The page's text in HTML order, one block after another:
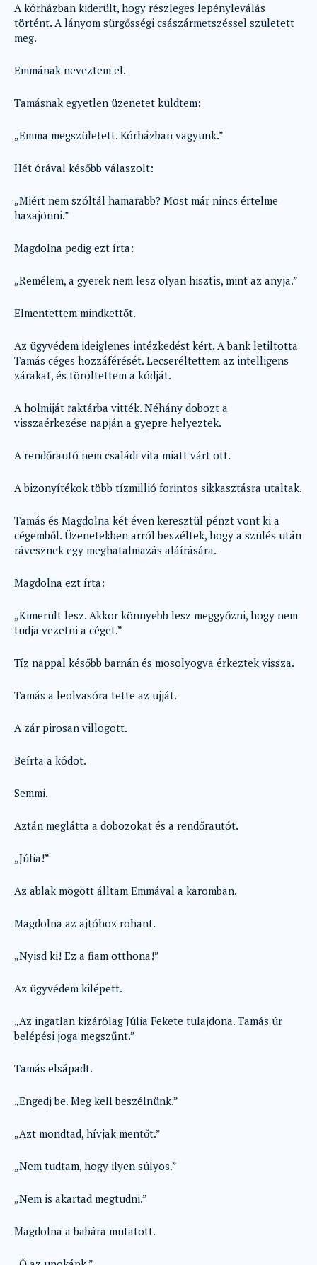
A kórházban kiderült, hogy részleges lepényleválás
történt. A lányom sürgősségi császármetszéssel született
meg.
Emmának neveztem el.
Tamásnak egyetlen üzenetet küldtem:
„Emma megszületett. Kórházban vagyunk.”
Hét órával később válaszolt:
„Miért nem szóltál hamarabb? Most már nincs értelme
hazajönni.”
Magdolna pedig ezt írta:
„Remélem, a gyerek nem lesz olyan hisztis, mint az anyja.”
Elmentettem mindkettőt.
Az ügyvédem ideiglenes intézkedést kért. A bank letiltotta
Tamás céges hozzáférését. Lecseréltettem az intelligens
zárakat, és töröltettem a kódját.
A holmiját raktárba vitték. Néhány dobozt a
visszaérkezése napján a gyepre helyeztek.
A rendőrautó nem családi vita miatt várt ott.
A bizonyítékok több tízmillió forintos sikkasztásra utaltak.
Tamás és Magdolna két éven keresztül pénzt vont ki a
cégemből. Üzenetekben arról beszéltek, hogy a szülés után
rávesznek egy meghatalmazás aláírására.
Magdolna ezt írta:
„Kimerült lesz. Akkor könnyebb lesz meggyőzni, hogy nem
tudja vezetni a céget.”
Tíz nappal később barnán és mosolyogva érkeztek vissza.
Tamás a leolvasóra tette az ujját.
A zár pirosan villogott.
Beírta a kódot.
Semmi.
Aztán meglátta a dobozokat és a rendőrautót.
„Júlia!”
Az ablak mögött álltam Emmával a karomban.
Magdolna az ajtóhoz rohant.
„Nyisd ki! Ez a fiam otthona!”
Az ügyvédem kilépett.
„Az ingatlan kizárólag Júlia Fekete tulajdona. Tamás úr
belépési joga megszűnt.”
Tamás elsápadt.
„Engedj be. Meg kell beszélnünk.”
„Azt mondtad, hívjak mentőt.”
„Nem tudtam, hogy ilyen súlyos.”
„Nem is akartad megtudni.”
Magdolna a babára mutatott.